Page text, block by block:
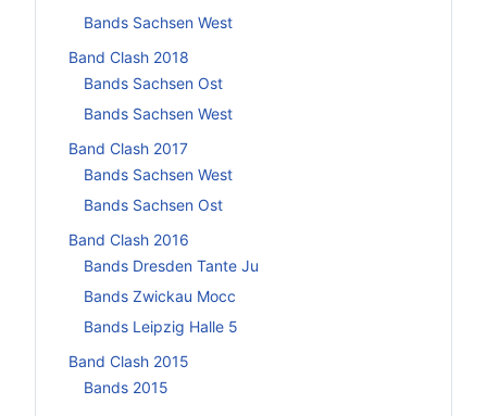
Bands Sachsen West
Band Clash 2018
Bands Sachsen Ost
Bands Sachsen West
Band Clash 2017
Bands Sachsen West
Bands Sachsen Ost
Band Clash 2016
Bands Dresden Tante Ju
Bands Zwickau Mocc
Bands Leipzig Halle 5
Band Clash 2015
Bands 2015